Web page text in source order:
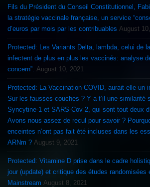
Fils du Président du Conseil Constitutionnel,
la stratégie vaccinale française, un service
d’euros par mois par les contribuables August
Protected: Les Variants Delta, lambda, celui de
infectent de plus en plus les vaccinés: analyse
concern”. August 10, 2021
Protected: La Vaccination COVID, aurait elle un
Sur les fausses-couches ? Y a t’il une similarité
Syncytine-1 et SARS-Cov 2, qui sont tout deux
Avons nous assez de recul pour savoir ?
enceintes n’ont pas fait été incluses dans les
ARNm ? August 9, 2021
Protected: Vitamine D prise dans le cadre
jour (update) et critique des études randomisées
Mainstream August 8, 2021